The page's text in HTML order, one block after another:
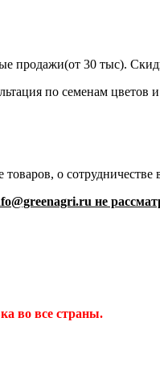
продажи(от 30 тыс).
по семенам цветов
о
не
во все страны.